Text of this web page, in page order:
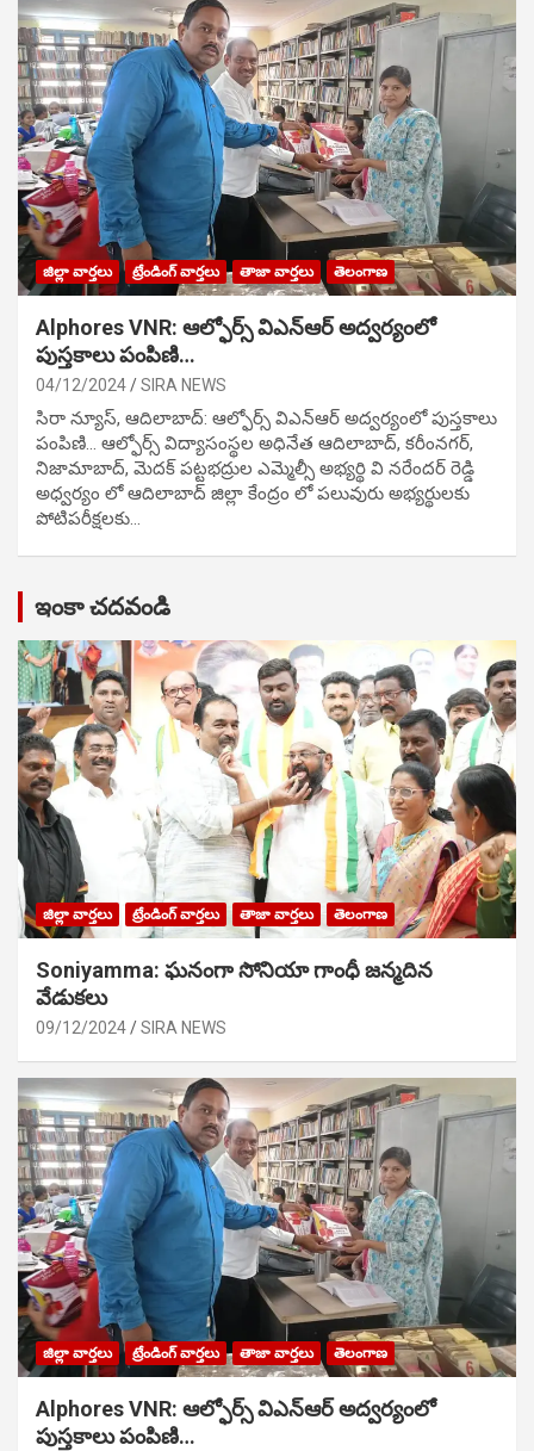
జిల్లా వార్తలు ట్రేండింగ్ వార్తలు తాజా వార్తలు తెలంగాణ
Alphores VNR: ఆల్ఫోర్స్ విఎన్ఆర్ అద్వర్యంలో
పుస్తకాలు పంపిణి…
04/12/2024 SIRA NEWS
సిరా న్యూస్, ఆదిలాబాద్: ఆల్ఫోర్స్ విఎన్ఆర్ అద్వర్యంలో పుస్తకాలు
పంపిణి… ఆల్ఫోర్స్ విద్యాసంస్థల అధినేత ఆదిలాబాద్, కరీంనగర్,
నిజామాబాద్, మెదక్ పట్టభద్రుల ఎమ్మెల్సీ అభ్యర్థి వి నరేందర్ రెడ్డి
అధ్వర్యం లో ఆదిలాబాద్ జిల్లా కేంద్రం లో పలువురు అభ్యర్థులకు
పోటిప‌రీక్ష‌ల‌కు…
ఇంకా చదవండి
జిల్లా వార్తలు ట్రేండింగ్ వార్తలు తాజా వార్తలు తెలంగాణ
Soniyamma: ఘ‌నంగా సోనియా గాంధీ జ‌న్మ‌దిన
వేడుక‌లు
09/12/2024 SIRA NEWS
జిల్లా వార్తలు ట్రేండింగ్ వార్తలు తాజా వార్తలు తెలంగాణ
Alphores VNR: ఆల్ఫోర్స్ విఎన్ఆర్ అద్వర్యంలో
పుస్తకాలు పంపిణి…